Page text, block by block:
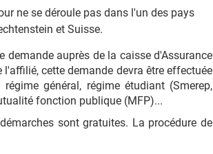
ne se déroule pas dans l'un des pays
et Suisse.
demande auprès de la caisse d'Assurance
cette demande devra être effectuée
général, régime étudiant (Smerep,
fonction publique (MFP)...
sont gratuites. La procédure de